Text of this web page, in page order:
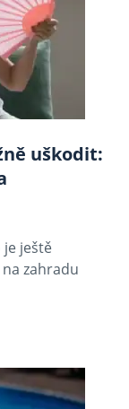
uškodit:
je ještě
zahradu